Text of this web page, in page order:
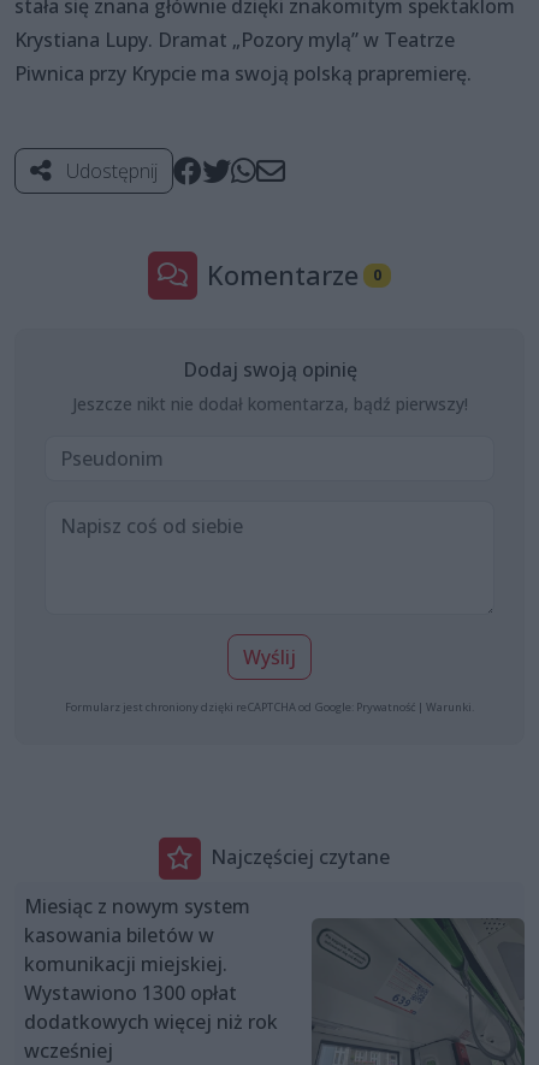
stała się znana głównie dzięki znakomitym spektaklom
Krystiana Lupy. Dramat „Pozory mylą” w Teatrze
Piwnica przy Krypcie ma swoją polską prapremierę.
Udostępnij
Komentarze 0
Dodaj swoją opinię
Jeszcze nikt nie dodał komentarza, bądź pierwszy!
Wyślij
Formularz jest chroniony dzięki reCAPTCHA od Google: Prywatność | Warunki
Najczęściej czytane
Miesiąc z nowym system
kasowania biletów w
komunikacji miejskiej.
Wystawiono 1300 opłat
dodatkowych więcej niż rok
wcześniej